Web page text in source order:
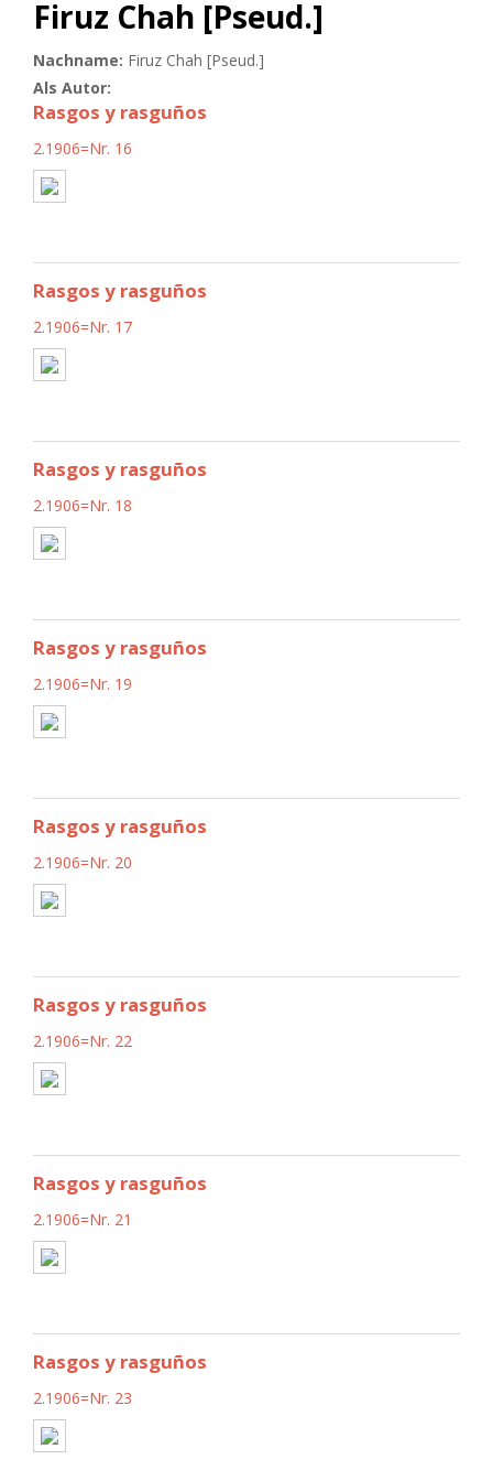
Firuz Chah [Pseud.]
Nachname: Firuz Chah [Pseud.]
Als Autor:
Rasgos y rasguños
2.1906=Nr. 16
Rasgos y rasguños
2.1906=Nr. 17
Rasgos y rasguños
2.1906=Nr. 18
Rasgos y rasguños
2.1906=Nr. 19
Rasgos y rasguños
2.1906=Nr. 20
Rasgos y rasguños
2.1906=Nr. 22
Rasgos y rasguños
2.1906=Nr. 21
Rasgos y rasguños
2.1906=Nr. 23